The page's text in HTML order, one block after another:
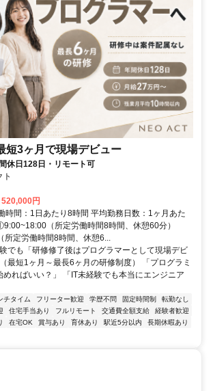
短3ヶ月で現場デビュー
休日128日・リモート可
ト
円
時間：1日あたり8時間 平均勤務日数：1ヶ月あた
（所定労働時間8時間、休憩60分）
定労働時間8時間、休憩6...
でも「研修修了後はプログラマーとして現場デビ
最短1ヶ月～最長6ヶ月の研修制度） 「プログラミ
めればいい？」 「IT未経験でも本当にエンジニア
チタイム フリーター歓迎 学歴不問 固定時間制
転勤なし
住宅手当あり フルリモート 交通費全額支給
経験者歓迎
在宅OK 賞与あり 育休あり 駅近5分以内
長期休暇あり